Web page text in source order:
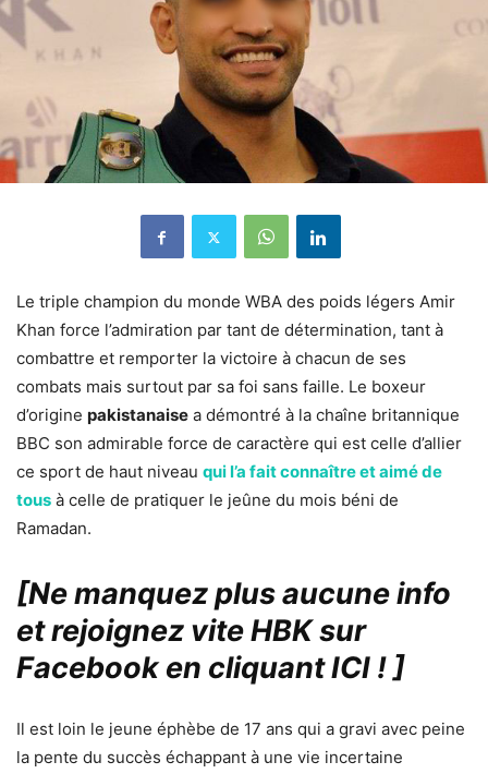
Le triple champion du monde WBA des poids légers Amir
Khan force l’admiration par tant de détermination, tant à
combattre et remporter la victoire à chacun de ses
combats mais surtout par sa foi sans faille. Le boxeur
d’origine pakistanaise a démontré à la chaîne britannique
BBC son admirable force de caractère qui est celle d’allier
ce sport de haut niveau qui l’a fait connaître et aimé de
tous à celle de pratiquer le jeûne du mois béni de
Ramadan.
[Ne manquez plus aucune info
et rejoignez vite HBK sur
Facebook en cliquant ICI !]
Il est loin le jeune éphèbe de 17 ans qui a gravi avec peine
la pente du succès échappant à une vie incertaine